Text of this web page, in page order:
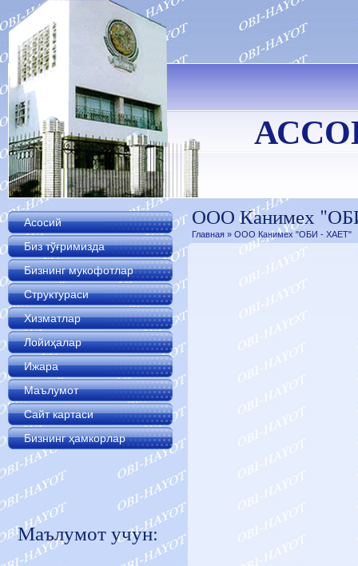
Асосий
Биз тўғримизда
Бизнинг мукофотлар
Структураси
Хизматлар
Лойиҳалар
Ижара
Маълумот
Сайт картаси
Бизнинг ҳамкорлар
Маълумот учун:
ООО Канимех
Главная » ООО Канимех "ОБИ - ХАЕТ"